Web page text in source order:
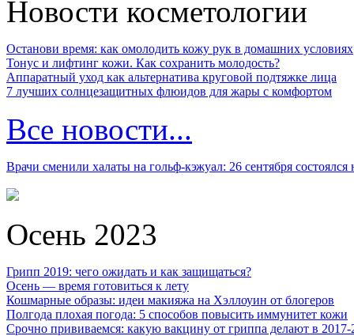
Новости косметологии
Останови время: как омолодить кожу рук в домашних условиях
Тонус и лифтинг кожи. Как сохранить молодость?
Аппаратный уход как альтернатива круговой подтяжке лица
7 лучших солнцезащитных флюидов для жары с комфортом
Все новости...
Врачи сменили халаты на гольф-кэжуал: 26 сентября
Осень 2023
Грипп 2019: чего ожидать и как защищаться?
Осень — время готовиться к лету
Кошмарные образы: идеи макияжа на Хэллоуин от блогеров
Полгода плохая погода: 5 способов повысить иммунитет кожи
Срочно прививаемся: какую вакцину от гриппа делают в 2017-